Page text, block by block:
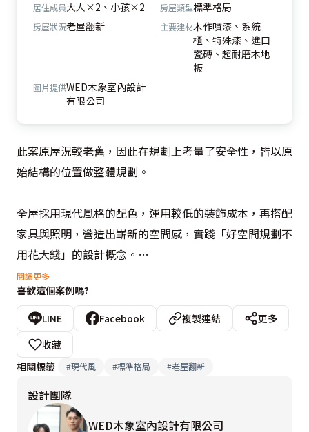
居住成員大人×2、小孩×2 房屋類型標準格局
房屋狀況老屋翻新 主要建材木作噴漆、系統
櫃、特殊漆、進口
瓷磚、超耐磨木地
板
圖片提供WED木象室內設計
有限公司
此案原屋況較老舊，因此在規劃上考量了安全性，皆以原
始結構的位置做整體規劃。
全屋採用現代風格的配色，運用較低的裝飾成本，再搭配
家具與照明，營造出嶄新的空間感，實踐「好空間規劃不
用花大錢」的設計概念。
設計概念文字為【WED木象室內設計有限公司】提供
閱讀更多
喜歡這個案例嗎?
LINE Facebook 複製連結
更多
收藏
相關標籤
#現代風 #標準格局 #老屋翻新
設計團隊
WED木象室內設計有限公司